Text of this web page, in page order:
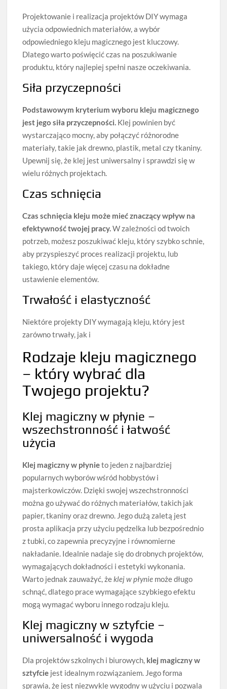
Projektowanie i realizacja projektów DIY wymaga
użycia odpowiednich materiałów, a wybór
odpowiedniego kleju magicznego jest kluczowy.
Dlatego warto poświęcić czas na poszukiwanie
produktu, który najlepiej spełni nasze oczekiwania.
Siła przyczepności
Podstawowym kryterium wyboru kleju magicznego
jest jego siła przyczepności. Klej powinien być
wystarczająco mocny, aby połączyć różnorodne
materiały, takie jak drewno, plastik, metal czy tkaniny.
Upewnij się, że klej jest uniwersalny i sprawdzi się w
wielu różnych projektach.
Czas schnięcia
Czas schnięcia kleju może mieć znaczący wpływ na
efektywność twojej pracy.W zależności od twoich
potrzeb, możesz poszukiwać kleju, który szybko schnie,
aby przyspieszyć proces realizacji projektu, lub
takiego, który daje więcej czasu na dokładne
ustawienie elementów.
Trwałość i elastyczność
Niektóre projekty DIY wymagają kleju, który jest
zarówno trwały, jak i
Rodzaje kleju magicznego
– który wybrać dla
Twojego projektu?
Klej magiczny w płynie –
wszechstronność i łatwość
użycia
Klej magiczny w płynieto jeden z najbardziej
popularnych wyborów wśród hobbystów i
majsterkowiczów. Dzięki swojej wszechstronności
można go używać do różnych materiałów, takich jak
papier, tkaniny oraz drewno. Jego dużą zaletą jest
prosta aplikacja przy użyciu pędzelka lub bezpośrednio
z tubki, co zapewnia precyzyjne i równomierne
nakładanie. Idealnie nadaje się do drobnych projektów,
wymagających dokładności i estetyki wykonania.
Warto jednak zauważyć, żeklej w płynie może długo
schnąć, dlatego prace wymagające szybkiego efektu
mogą wymagać wyboru innego rodzaju kleju.
Klej magiczny w sztyfcie –
uniwersalność i wygoda
Dla projektów szkolnych i biurowych, klej magiczny w
sztyfcie jest idealnym rozwiązaniem. Jego forma
sprawia, że jest niezwykle wygodny w użyciu i pozwala